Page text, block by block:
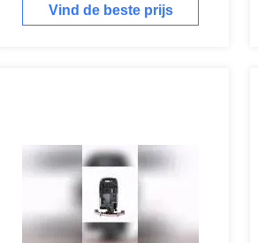
Vind de beste prijs